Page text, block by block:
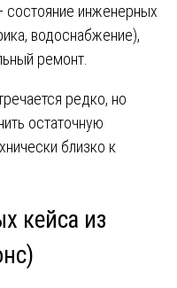
состояние инженерных
водоснабжение),
ремонт.
редко, но
остаточную
близко к
кейса из